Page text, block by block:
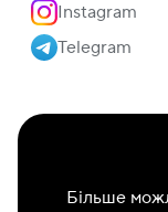
Instagram
Telegram
Більше